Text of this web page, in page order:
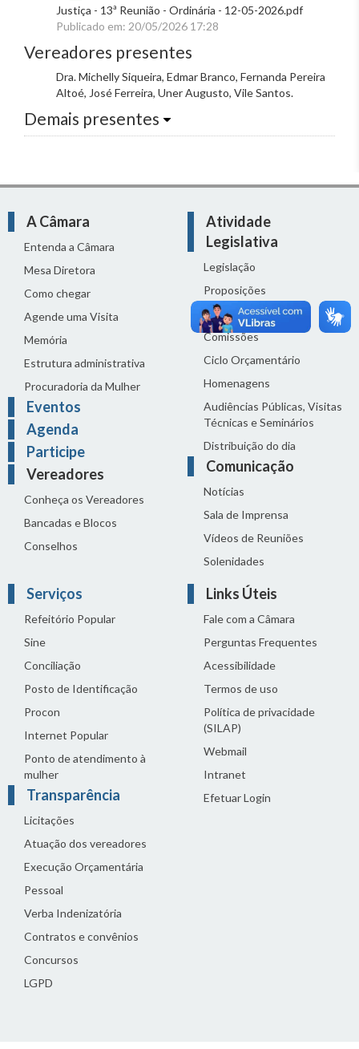
Justiça - 13ª Reunião - Ordinária - 12-05-2026.pdf
Publicado em: 20/05/2026 17:28
Vereadores presentes
Dra. Michelly Siqueira, Edmar Branco, Fernanda Pereira
Altoé, José Ferreira, Uner Augusto, Vile Santos.
Demais presentes
A Câmara
Entenda a Câmara
Mesa Diretora
Como chegar
Agende uma Visita
Memória
Estrutura administrativa
Procuradoria da Mulher
Eventos
Agenda
Participe
Vereadores
Conheça os Vereadores
Bancadas e Blocos
Conselhos
Atividade
Legislativa
Legislação
Proposições
Reuniões
Comissões
Ciclo Orçamentário
Homenagens
Audiências Públicas, Visitas
Técnicas e Seminários
Distribuição do dia
Comunicação
Notícias
Sala de Imprensa
Vídeos de Reuniões
Solenidades
Serviços
Refeitório Popular
Sine
Conciliação
Posto de Identificação
Procon
Internet Popular
Ponto de atendimento à
mulher
Transparência
Licitações
Atuação dos vereadores
Execução Orçamentária
Pessoal
Verba Indenizatória
Contratos e convênios
Concursos
LGPD
Links Úteis
Fale com a Câmara
Perguntas Frequentes
Acessibilidade
Termos de uso
Política de privacidade
(SILAP)
Webmail
Intranet
Efetuar Login